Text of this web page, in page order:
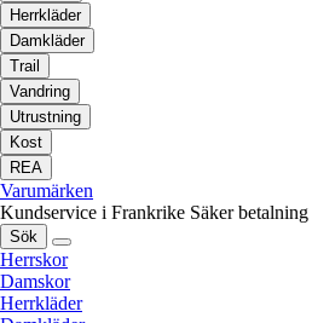
Herrkläder
Damkläder
Trail
Vandring
Utrustning
Kost
REA
Varumärken
Kundservice i Frankrike Säker betalning
Sök
Herrskor
Damskor
Herrkläder